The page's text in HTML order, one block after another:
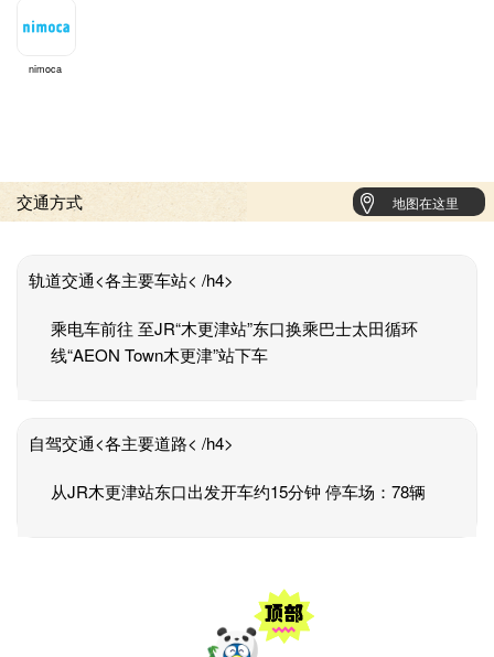
nimoca
交通方式 地图在这里
轨道交通<各主要车站< /h4>
乘电车前往 至JR“木更津站”东口换乘巴士太田循环
线“AEON Town木更津”站下车
自驾交通<各主要道路< /h4>
从JR木更津站东口出发开车约15分钟 停车场：78辆